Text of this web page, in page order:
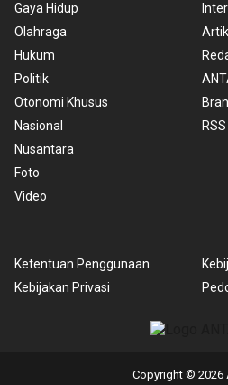
Gaya Hidup
Olahraga
Hukum
Politik
Otonomi Khusus
Nasional
Nusantara
Foto
Video
RSS
Ketentuan Penggunaan
Kebijakan Privasi
Copyright © 2026